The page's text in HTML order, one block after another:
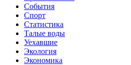
События
Спорт
Статистика
Талые воды
Уехавшие
Экология
Экономика